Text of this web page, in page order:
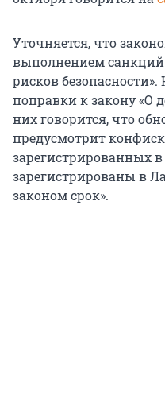
Уточняется, что
выполнением
рисков
поправки к закону «О
них говорится, что
предусмотрит
зарегистрированных в
зарегистрированы в
законом срок».